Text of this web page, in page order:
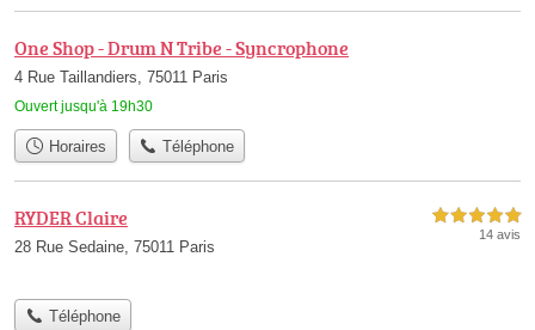
One Shop - Drum N Tribe - Syncrophone
4 Rue Taillandiers, 75011 Paris
Ouvert jusqu'à 19h30
Horaires Téléphone
RYDER Claire
28 Rue Sedaine, 75011 Paris
5,0 étoiles sur 5
14 avis
Téléphone